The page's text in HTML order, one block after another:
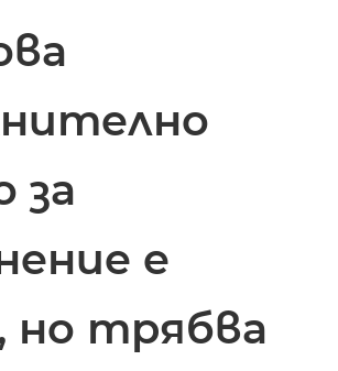
за
е
но трябва